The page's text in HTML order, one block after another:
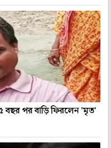
বছর পর বাড়ি ফিরলেন 'মৃত'